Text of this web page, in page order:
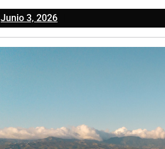
Junio 3, 2026Junio
3,
2026